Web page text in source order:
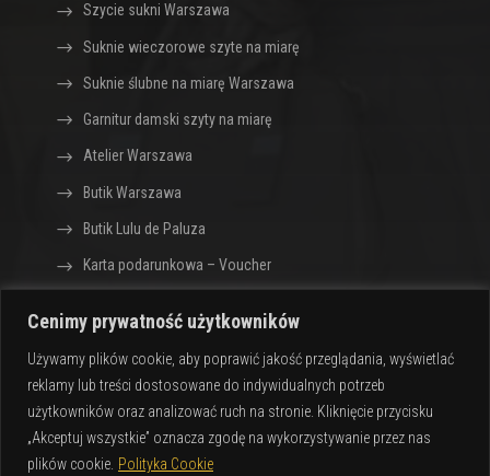
Cenimy prywatność użytkowników
Używamy plików cookie, aby poprawić jakość przeglądania, wyświetlać
reklamy lub treści dostosowane do indywidualnych potrzeb
użytkowników oraz analizować ruch na stronie. Kliknięcie przycisku
„Akceptuj wszystkie” oznacza zgodę na wykorzystywanie przez nas
plików cookie. Polityka Cookie
Szycie sukni Warszawa
Suknie wieczorowe szyte na miarę
Suknie ślubne na miarę Warszawa
Garnitur damski szyty na miarę
Atelier Warszawa
Butik Warszawa
Butik Lulu de Paluza
Karta podarunkowa – Voucher
Paluza · Warszawa
Design by
CIK – Jarosław Gumkowski